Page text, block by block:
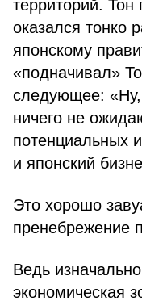
территорий.
оказался тонко
японскому
«подначивал»
следующее: «Ну,
ничего не
потенциальных
и японский
Это хорошо
пренебрежение
Ведь
экономическая